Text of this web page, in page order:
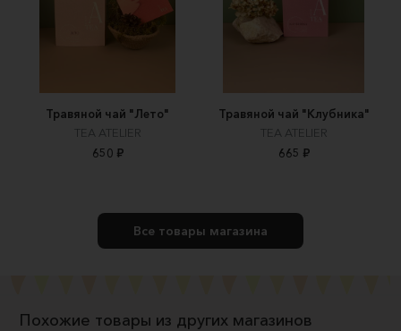
Травяной чай "Лето"
TEA ATELIER
650 ₽
Травяной чай "Клубника"
TEA ATELIER
665 ₽
Все товары магазина
Похожие товары из других магазинов